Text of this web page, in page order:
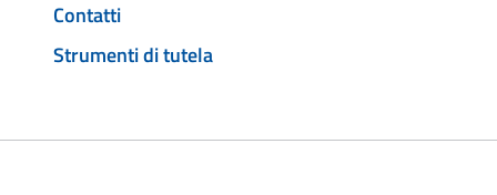
Contatti
Strumenti di tutela